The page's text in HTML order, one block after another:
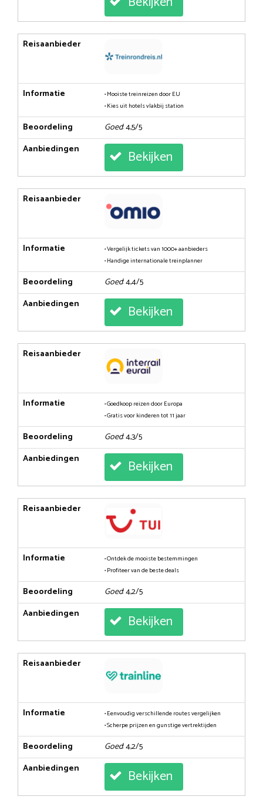
Reisaanbieder
Informatie
• Mooiste treinreizen door EU
• Kies uit hotels vlakbij station
Beoordeling Goed: 4,5/5
Aanbiedingen
Bekijken
Reisaanbieder
Informatie
• Vergelijk tickets van 1000+ aanbieders
• Handige internationale treinplanner
Beoordeling Goed: 4,4/5
Aanbiedingen
Bekijken
Reisaanbieder
Informatie
• Goedkoop reizen door Europa
• Gratis voor kinderen tot 11 jaar
Beoordeling Goed: 4,3/5
Aanbiedingen
Bekijken
Reisaanbieder
Informatie
• Ontdek de mooiste bestemmingen
• Profiteer van de beste deals
Beoordeling Goed: 4,2/5
Aanbiedingen
Bekijken
Reisaanbieder
Informatie
• Eenvoudig verschillende routes vergelijken
• Scherpe prijzen en gunstige vertrektijden
Beoordeling Goed: 4,2/5
Aanbiedingen
Bekijken